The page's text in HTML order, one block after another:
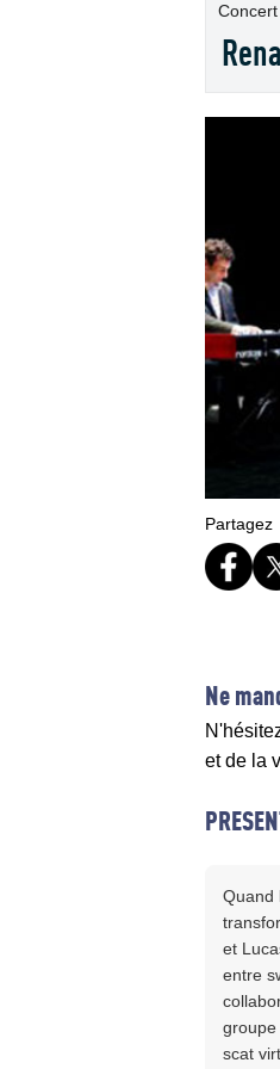
Concert
Partagez
Ne
et de la
Quand
et
entre
groupe
scat